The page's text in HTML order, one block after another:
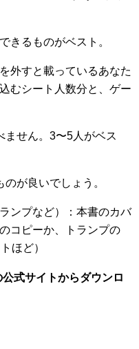
きるものがベスト。
外すと載っているあなた
むシート人数分と、ゲー
ません。3〜5人がベス
が良いでしょう。
ンプなど）：本書のカバ
コピーか、トランプの
ほど）
式サイトからダウンロ